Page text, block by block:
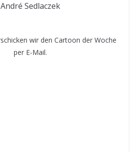
André Sedlaczek
wir den Cartoon der Woche
per E-Mail.